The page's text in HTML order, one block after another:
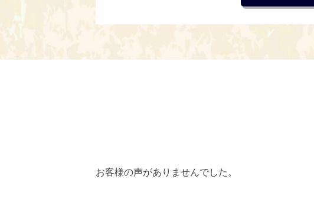
お客様の声がありませんでした。